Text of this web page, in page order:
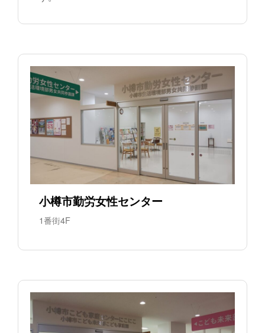
小樽市勤労女性センター
1番街4F